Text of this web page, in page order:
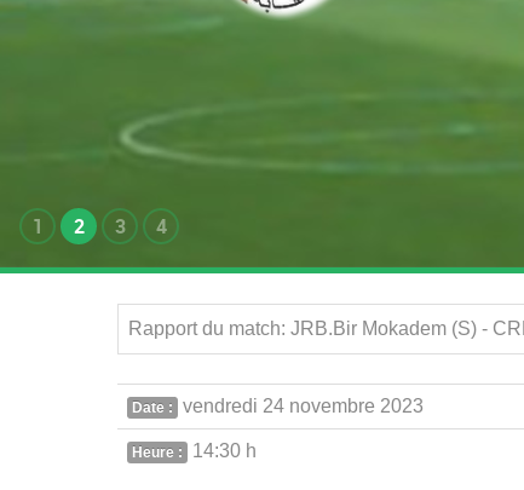
1 2 3 4
Rapport du match: JRB.Bir Mokadem (S) -
Date : vendredi 24 novembre 2023
Heure : 14:30 h